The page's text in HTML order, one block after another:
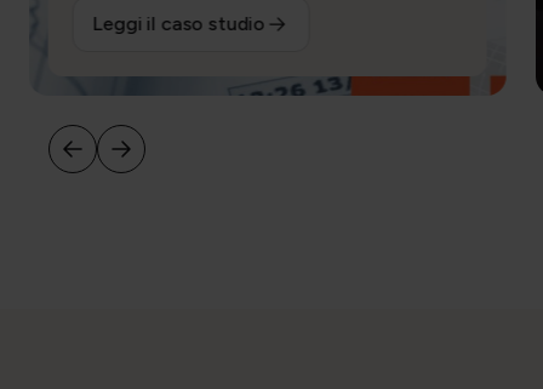
Leggi il caso studio